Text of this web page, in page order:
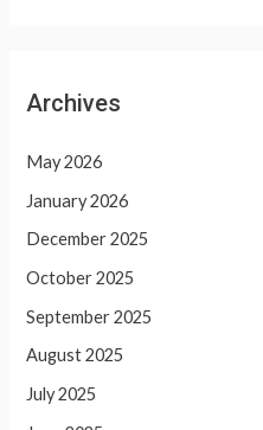
Archives
May 2026
January 2026
December 2025
October 2025
September 2025
August 2025
July 2025